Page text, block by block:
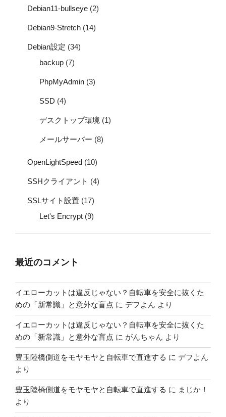
Debian11-bullseye (2)
Debian9-Stretch (14)
Debian設定 (34)
backup (7)
PhpMyAdmin (3)
SSD (4)
デスクトップ環境 (1)
メールサーバー (8)
OpenLightSpeed (10)
SSHクライアント (4)
SSLサイト設置 (17)
Let's Encrypt (9)
最近のコメント
イエローカットは違反じゃない？自転車を安全に抜くた
めの「新常識」と意外な盲点 に デフよん より
イエローカットは違反じゃない？自転車を安全に抜くた
めの「新常識」と意外な盲点 に がんちゃん より
豊玉陸橋側道をモヤモヤと自転車で直進する に デフよん
より
豊玉陸橋側道をモヤモヤと自転車で直進する に まじか！
より